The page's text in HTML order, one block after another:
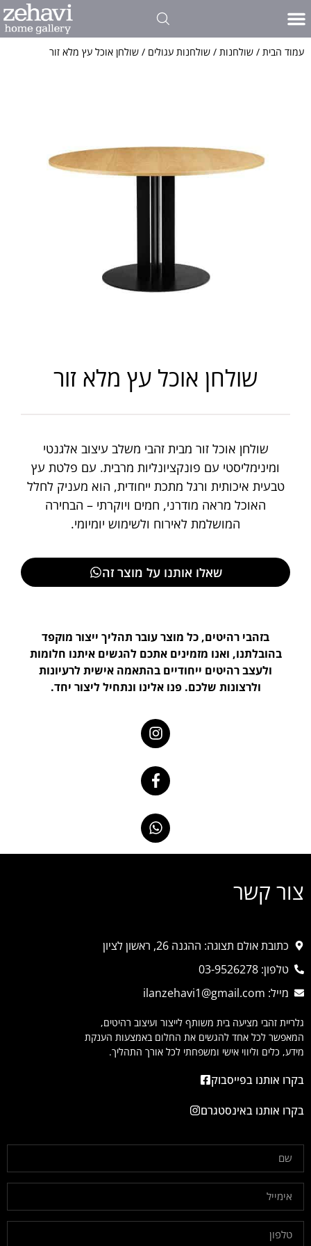
עמוד הבית / שולחנות / שולחנות עגולים / שולחן אוכל עץ מלא זור
שולחן אוכל עץ מלא זור
שולחן אוכל זור מבית זהבי משלב עיצוב אלגנטי
ומינימליסטי עם פונקציונליות מרבית. עם פלטת עץ
טבעית איכותית ורגל מתכת ייחודית, הוא מעניק לחלל
האוכל מראה מודרני, חמים ויוקרתי – הבחירה
המושלמת לאירוח ולשימוש יומיומי.
שאלו אותנו על מוצר זה
בזהבי רהיטים, כל מוצר עובר תהליך ייצור מוקפד
בהובלתנו, ואנו מזמינים אתכם להגשים איתנו חלומות
ולעצב רהיטים ייחודיים בהתאמה אישית לרעיונות
ולרצונות שלכם. פנו אלינו ונתחיל ליצור יחד.
צור קשר
כתובת אולם תצוגה: ההגנה 26, ראשון לציון
טלפון: 03-9526278
מייל: ilanzehavi1@gmail.com
גלריית זהבי מציעה בית משותף לייצור ועיצוב רהיטים,
המאפשר לכל אחד להגשים את החלום באמצעות הענקת
מידע, כלים וליווי אישי ומשפחתי לכל אורך התהליך.
בקרו אותנו בפייסבוק
בקרו אותנו באינסטגרם